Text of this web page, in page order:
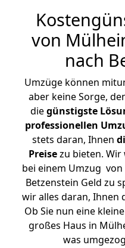
von
nach
Umzüge können
aber keine Sorge,
diegünstigste
professionellen
stets daran, Ihnen
Preisezu bieten. Wir
bei einem Umzug
Betzenstein Geld zu
wir alles daran, Ihnen
Ob Sie nun eine
großes Haus in
was